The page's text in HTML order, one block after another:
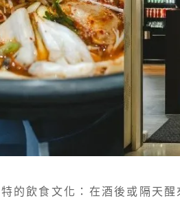
的飲食文化：在酒後或隔天